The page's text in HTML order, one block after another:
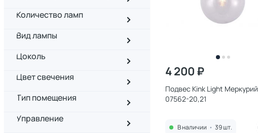
Количество ламп
Вид лампы
Цоколь
Цвет свечения
Тип помещения
Управление
4 200 ₽
Подвес Kink Light Меркурий
07562-20,21
В наличии • 39 шт.